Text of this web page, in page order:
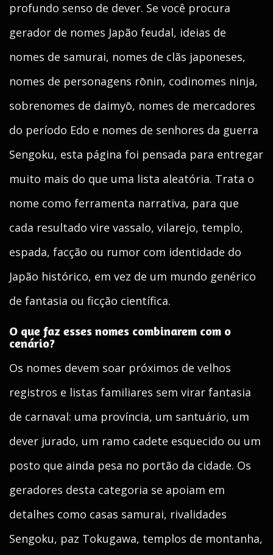
profundo senso de dever. Se você procura
gerador de nomes Japão feudal, ideias de
nomes de samurai, nomes de clãs japoneses,
nomes de personagens rōnin, codinomes ninja,
sobrenomes de daimyō, nomes de mercadores
do período Edo e nomes de senhores da guerra
Sengoku, esta página foi pensada para entregar
muito mais do que uma lista aleatória. Trata o
nome como ferramenta narrativa, para que
cada resultado vire vassalo, vilarejo, templo,
espada, facção ou rumor com identidade do
Japão histórico, em vez de um mundo genérico
de fantasia ou ficção científica.
O que faz esses nomes combinarem com o
cenário?
Os nomes devem soar próximos de velhos
registros e listas familiares sem virar fantasia
de carnaval: uma província, um santuário, um
dever jurado, um ramo cadete esquecido ou um
posto que ainda pesa no portão da cidade. Os
geradores desta categoria se apoiam em
detalhes como casas samurai, rivalidades
Sengoku, paz Tokugawa, templos de montanha,